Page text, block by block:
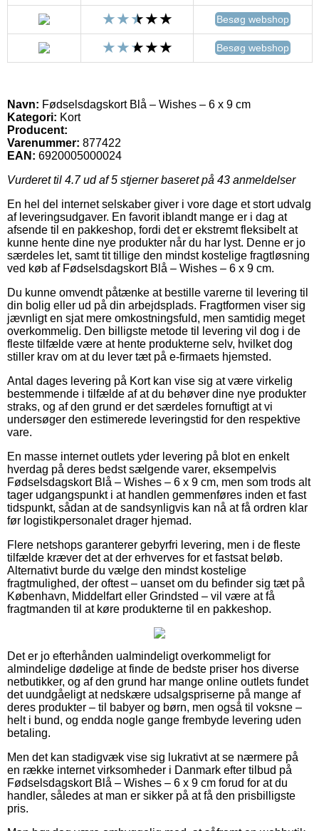
Besøg webshop
Besøg webshop
Navn: Fødselsdagskort Blå – Wishes – 6 x 9 cm
Kategori: Kort
Producent:
Varenummer: 877422
EAN: 6920005000024
Vurderet til 4.7ud af 5 stjerner baseret på 43 anmeldelser
En hel del internet selskaber giver i vore dage et stort udvalg
af leveringsudgaver. En favorit iblandt mange er i dag at
afsende til en pakkeshop, fordi det er ekstremt fleksibelt at
kunne hente dine nye produkter når du har lyst. Denne er jo
særdeles let, samt tit tillige den mindst kostelige fragtløsning
ved køb af Fødselsdagskort Blå – Wishes – 6 x 9 cm.
Du kunne omvendt påtænke at bestille varerne til levering til
din bolig eller ud på din arbejdsplads. Fragtformen viser sig
jævnligt en sjat mere omkostningsfuld, men samtidig meget
overkommelig. Den billigste metode til levering vil dog i de
fleste tilfælde være at hente produkterne selv, hvilket dog
stiller krav om at du lever tæt på e-firmaets hjemsted.
Antal dages levering på Kort kan vise sig at være virkelig
bestemmende i tilfælde af at du behøver dine nye produkter
straks, og af den grund er det særdeles fornuftigt at vi
undersøger den estimerede leveringstid for den respektive
vare.
En masse internet outlets yder levering på blot en enkelt
hverdag på deres bedst sælgende varer, eksempelvis
Fødselsdagskort Blå – Wishes – 6 x 9 cm, men som trods alt
tager udgangspunkt i at handlen gemmenføres inden et fast
tidspunkt, sådan at de sandsynligvis kan nå at få ordren klar
før logistikpersonalet drager hjemad.
Flere netshops garanterer gebyrfri levering, men i de fleste
tilfælde kræver det at der erhverves for et fastsat beløb.
Alternativt burde du vælge den mindst kostelige
fragtmulighed, der oftest – uanset om du befinder sig tæt på
København, Middelfart eller Grindsted – vil være at få
fragtmanden til at køre produkterne til en pakkeshop.
Det er jo efterhånden ualmindeligt overkommeligt for
almindelige dødelige at finde de bedste priser hos diverse
netbutikker, og af den grund har mange online outlets fundet
det uundgåeligt at nedskære udsalgspriserne på mange af
deres produkter – til babyer og børn, men også til voksne –
helt i bund, og endda nogle gange frembyde levering uden
betaling.
Men det kan stadigvæk vise sig lukrativt at se nærmere på
en række internet virksomheder i Danmark efter tilbud på
Fødselsdagskort Blå – Wishes – 6 x 9 cm forud for at du
handler, således at man er sikker på at få den prisbilligste
pris.